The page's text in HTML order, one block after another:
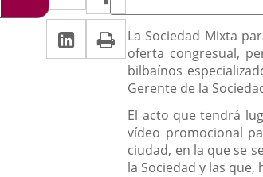
a
una
aplicación
externa.
a
una
aplicación
externa.
Linkedin
Enlace
a
aplicación
externa.
Print
la
noticia
Descripción
La Sociedad Mixta
oferta congresual,
bilbaínos
Gerente de la
El acto que tendrá
vídeo promocional
ciudad, en la que se
la Sociedad y las